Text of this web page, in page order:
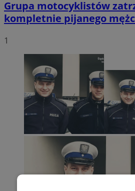
Grupa motocyklistów
kompletnie pijanego
1